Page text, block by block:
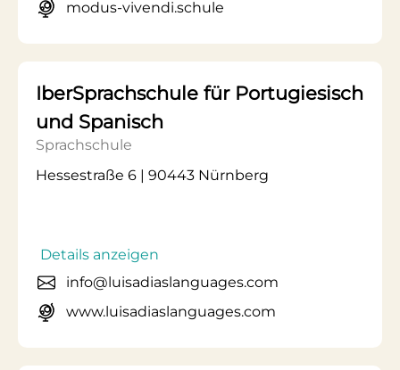
modus-vivendi.schule
IberSprachschule für Portugiesisch
und Spanisch
Sprachschule
Hessestraße 6 | 90443 Nürnberg
Details anzeigen
info@luisadiaslanguages.com
www.luisadiaslanguages.com